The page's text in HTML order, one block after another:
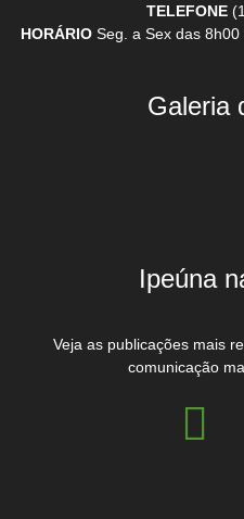
TELEFONE
HORÁRIO Seg. a Sex das
Galeria
Ipeúna
Veja as publicações mais
comunicação